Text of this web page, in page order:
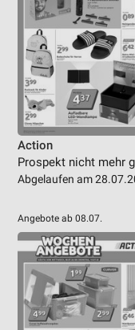
Action
Prospekt nicht mehr
Abgelaufen am
Angebote ab 08.07.
Performance
Funktional
Werbung